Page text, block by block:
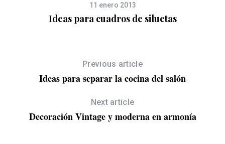
11 enero 2013
Ideas para cuadros de siluetas
Previous article
Ideas para separar la cocina del salón
Next article
Decoración Vintage y moderna en armonía